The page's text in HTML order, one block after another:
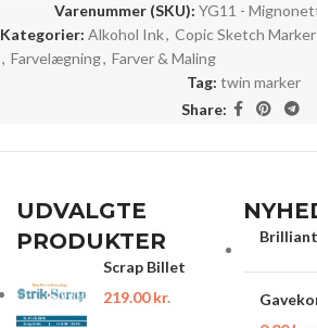
Varenummer (SKU): YG11 -
Kategorier: Alkohol Ink, Copic Sketch
, Farvelægning, Farver & Maling
Tag: twin marker
Share:
UDVALGTE
PRODUKTER
Scrap Billet
219.00kr.
Brilliant